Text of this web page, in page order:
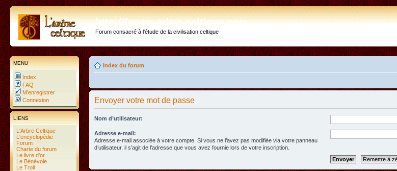
http://forum.arbre-celtique.com
Forum consacré à l'étude de la civilisation celtique
MENU
Index
FAQ
M’enregistrer
Connexion
LIENS
L'Arbre Celtique
L'encyclopédie
Forum
Charte du forum
Le livre d'or
Le Bénévole
Le Troll
Index du forum
Envoyer votre mot de passe
Nom d’utilisateur:
Adresse e-mail:
Adresse e-mail associée à votre compte. Si vous ne l’avez pas modifiée via votre panneau
d’utilisateur, il s’agit de l’adresse que vous avez fournie lors de votre inscription.